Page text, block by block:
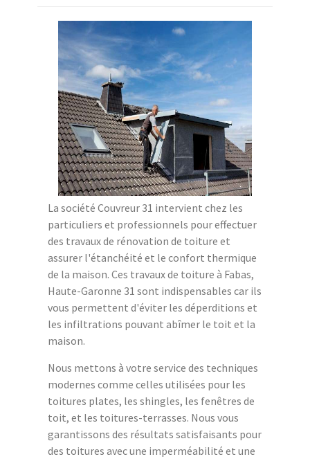
La société Couvreur 31 intervient chez les
particuliers et professionnels pour effectuer
des travaux de rénovation de toiture et
assurer l'étanchéité et le confort thermique
de la maison. Ces travaux de toiture à Fabas,
Haute-Garonne 31 sont indispensables car ils
vous permettent d'éviter les déperditions et
les infiltrations pouvant abîmer le toit et la
maison.
Nous mettons à votre service des techniques
modernes comme celles utilisées pour les
toitures plates, les shingles, les fenêtres de
toit, et les toitures-terrasses. Nous vous
garantissons des résultats satisfaisants pour
des toitures avec une imperméabilité et une